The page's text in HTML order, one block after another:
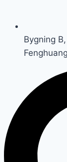
Bygning